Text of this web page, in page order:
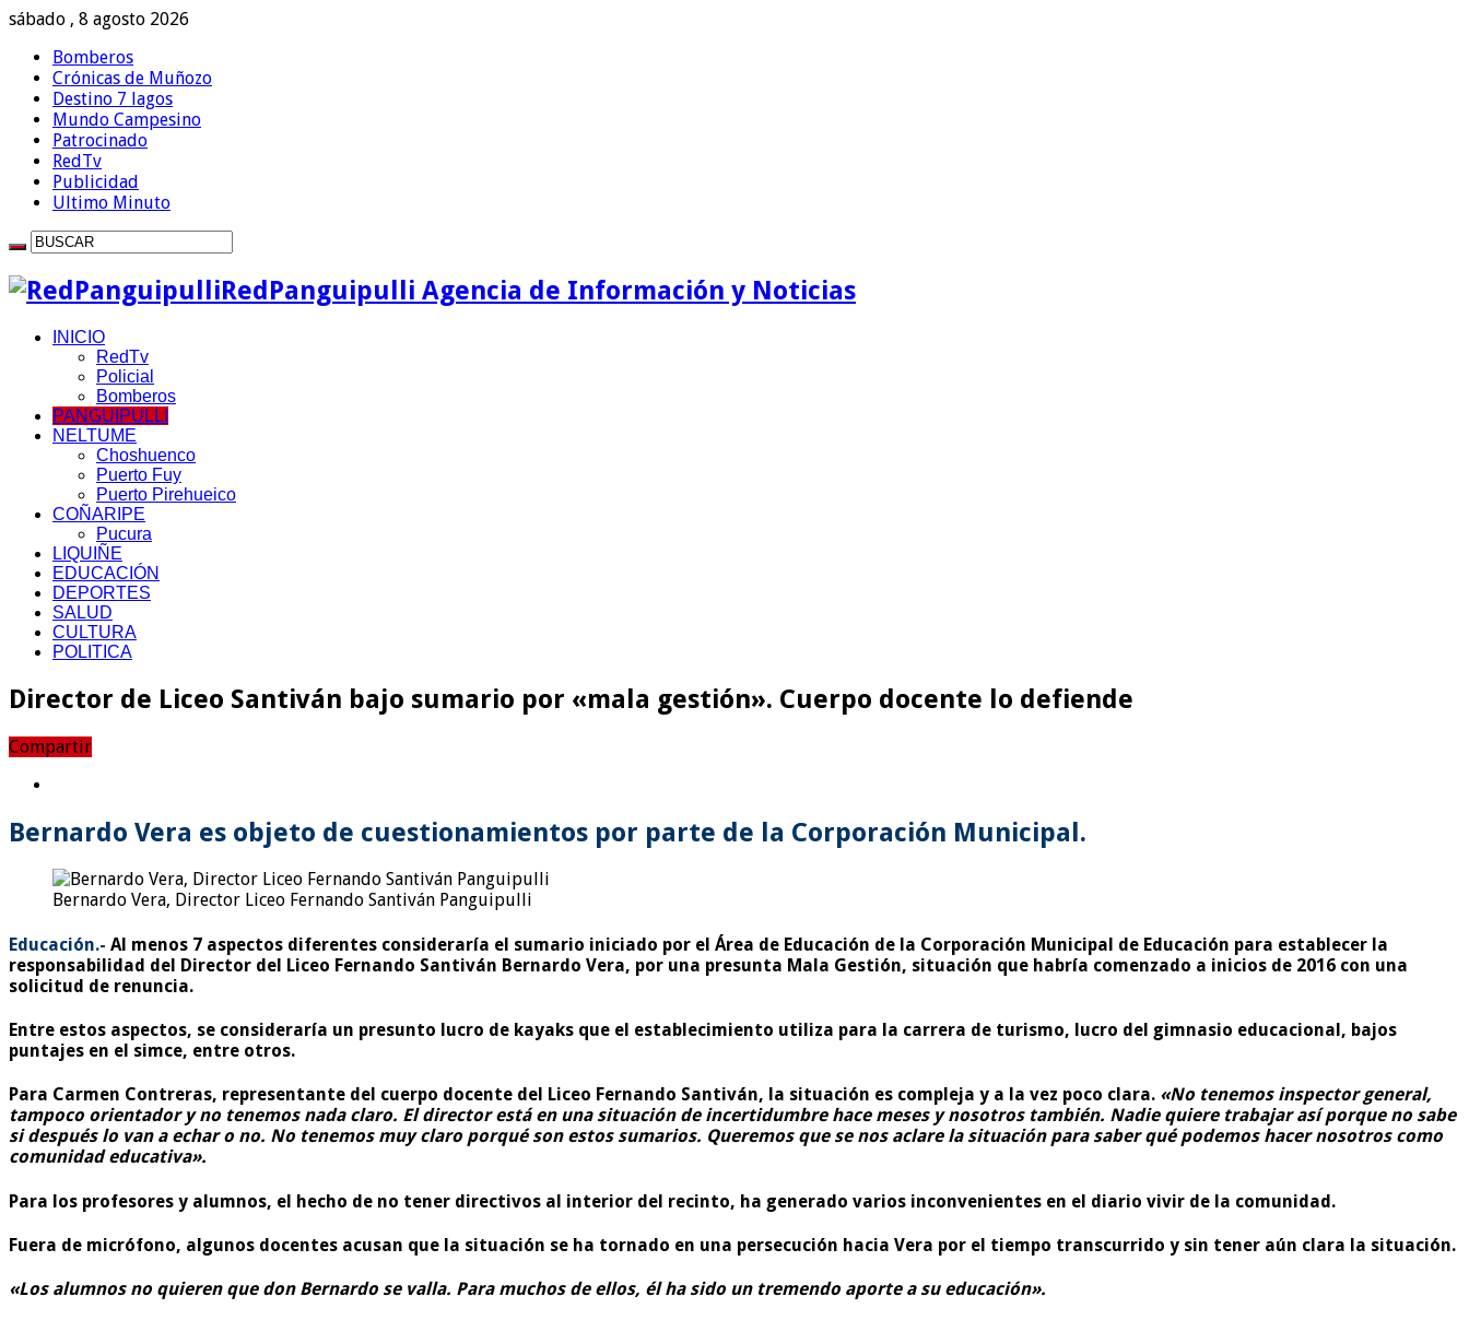
sábado , 8 agosto 2026
Bomberos
Crónicas de Muñozo
Destino 7 lagos
Mundo Campesino
Patrocinado
RedTv
Publicidad
Ultimo Minuto
RedPanguipulli Agencia de Información y Noticias
INICIO
RedTv
Policial
Bomberos
PANGUIPULLI
NELTUME
Choshuenco
Puerto Fuy
Puerto Pirehueico
COÑARIPE
Pucura
LIQUIÑE
EDUCACIÓN
DEPORTES
SALUD
CULTURA
POLITICA
Director de Liceo Santiván bajo sumario por «mala gestión». Cuerpo docente lo defiende
Compartir
Bernardo Vera es objeto de cuestionamientos por parte de la Corporación Municipal.
Bernardo Vera, Director Liceo Fernando Santiván Panguipulli
Educación.- Al menos 7 aspectos diferentes consideraría el sumario iniciado por el Área de Educación de la Corporación Municipal de Educación para establecer la
responsabilidad del Director del Liceo Fernando Santiván Bernardo Vera, por una presunta Mala Gestión, situación que habría comenzado a inicios de 2016 con una
solicitud de renuncia.
Entre estos aspectos, se consideraría un presunto lucro de kayaks que el establecimiento utiliza para la carrera de turismo, lucro del gimnasio educacional, bajos
puntajes en el simce, entre otros.
Para Carmen Contreras, representante del cuerpo docente del Liceo Fernando Santiván, la situación es compleja y a la vez poco clara. «No tenemos inspector general,
tampoco orientador y no tenemos nada claro. El director está en una situación de incertidumbre hace meses y nosotros también. Nadie quiere trabajar así porque no sabe
si después lo van a echar o no. No tenemos muy claro porqué son estos sumarios. Queremos que se nos aclare la situación para saber qué podemos hacer nosotros como
comunidad educativa».
Para los profesores y alumnos, el hecho de no tener directivos al interior del recinto, ha generado varios inconvenientes en el diario vivir de la comunidad.
Fuera de micrófono, algunos docentes acusan que la situación se ha tornado en una persecución hacia Vera por el tiempo transcurrido y sin tener aún clara la situación.
«Los alumnos no quieren que don Bernardo se valla. Para muchos de ellos, él ha sido un tremendo aporte a su educación».